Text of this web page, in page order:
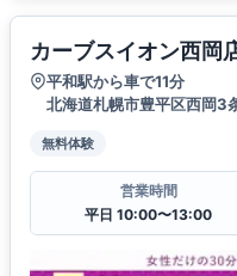
カーブスイオン西岡
平和駅から車で11分
北海道札幌市豊平区西岡3
無料体験
営業時間
平日 10:00〜13:00